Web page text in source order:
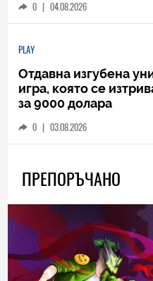
0 | 04.08.2026
PLAY
Отдавна изгубена
игра, която се
за 9000 долара
0 | 03.08.2026
ПРЕПОРЪЧАНО